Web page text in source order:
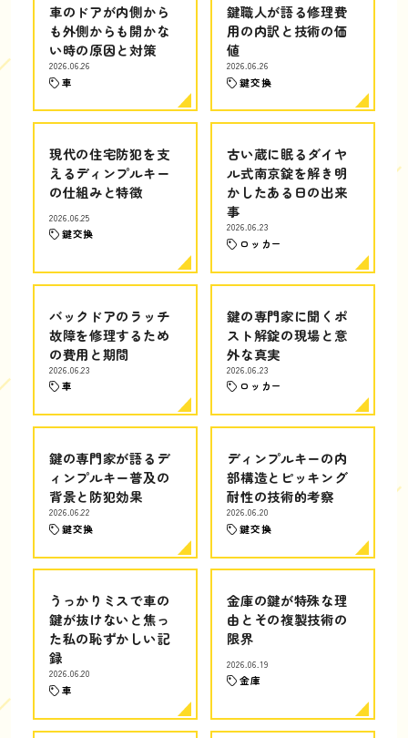
車のドアが内側から
も外側からも開かな
い時の原因と対策
2026.06.26
車
鍵職人が語る修理費
用の内訳と技術の価
値
2026.06.26
鍵交換
現代の住宅防犯を支
えるディンプルキー
の仕組みと特徴
2026.06.25
鍵交換
古い蔵に眠るダイヤ
ル式南京錠を解き明
かしたある日の出来
事
2026.06.23
ロッカー
バックドアのラッチ
故障を修理するため
の費用と期間
2026.06.23
車
鍵の専門家に聞くポ
スト解錠の現場と意
外な真実
2026.06.23
ロッカー
鍵の専門家が語るデ
ィンプルキー普及の
背景と防犯効果
2026.06.22
鍵交換
ディンプルキーの内
部構造とピッキング
耐性の技術的考察
2026.06.20
鍵交換
うっかりミスで車の
鍵が抜けないと焦っ
た私の恥ずかしい記
録
2026.06.20
車
金庫の鍵が特殊な理
由とその複製技術の
限界
2026.06.19
金庫